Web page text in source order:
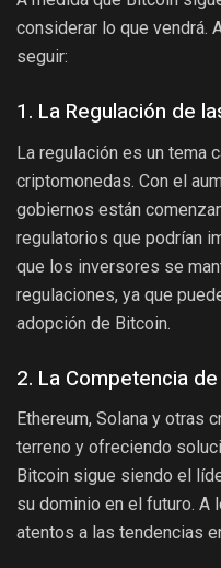
considerar lo que vendrá.
seguir:
1. La Regulación de
La regulación es un tema
criptomonedas. Con el
gobiernos están
regulatorios que podrían
que los inversores se
regulaciones, ya que
adopción de Bitcoin.
2. La Competencia
Ethereum, Solana y otras
terreno y ofreciendo
Bitcoin sigue siendo el
su dominio en el futuro.
atentos a las tendencias